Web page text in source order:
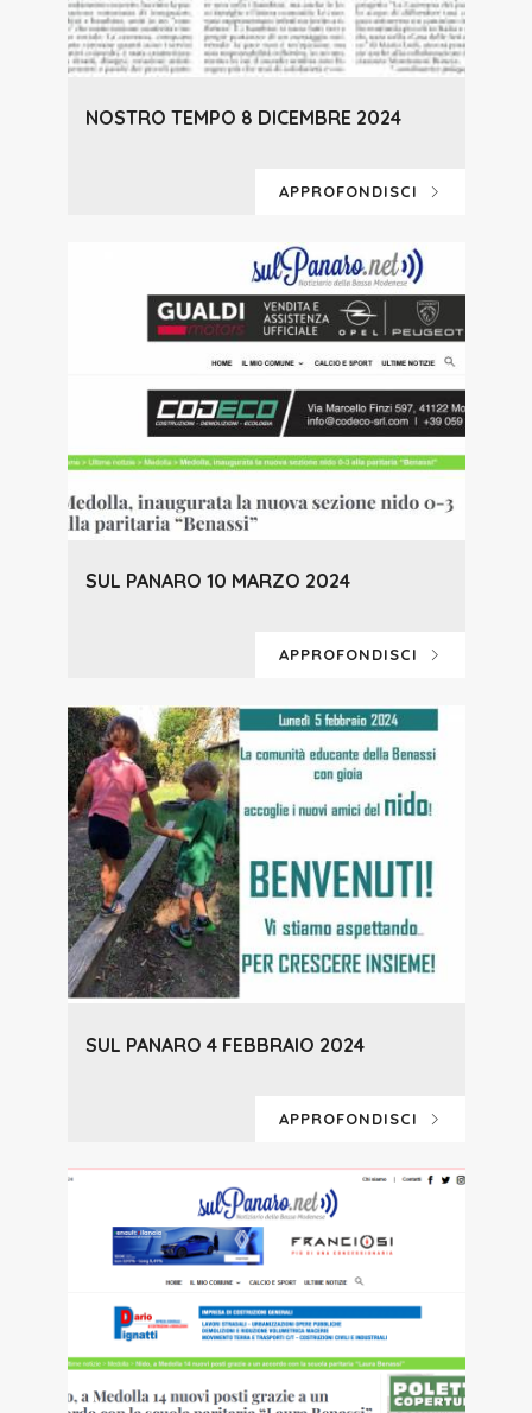
NOSTRO TEMPO 8 DICEMBRE 2024
APPROFONDISCI
SUL PANARO 10 MARZO 2024
APPROFONDISCI
SUL PANARO 4 FEBBRAIO 2024
APPROFONDISCI